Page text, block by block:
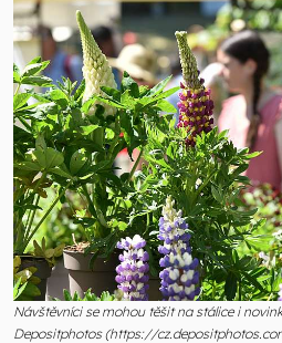
Návštěvníci se mohou těšit na stálice i
Depositphotos (https://